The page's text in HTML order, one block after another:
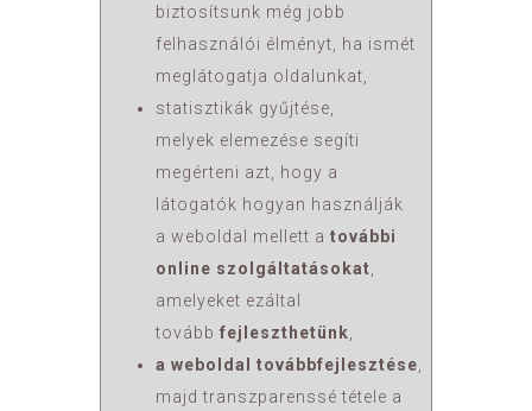
biztosítsunk még jobb
felhasználói élményt, ha ismét
meglátogatja oldalunkat,
statisztikák gyűjtése,
melyek elemezése segíti
megérteni azt, hogy a
látogatók hogyan használják
a weboldal mellett a további
online szolgáltatásokat
amelyeket ezáltal
tovább fejleszthetünk
a weboldal továbbfejlesztése
majd transzparenssé tétele a